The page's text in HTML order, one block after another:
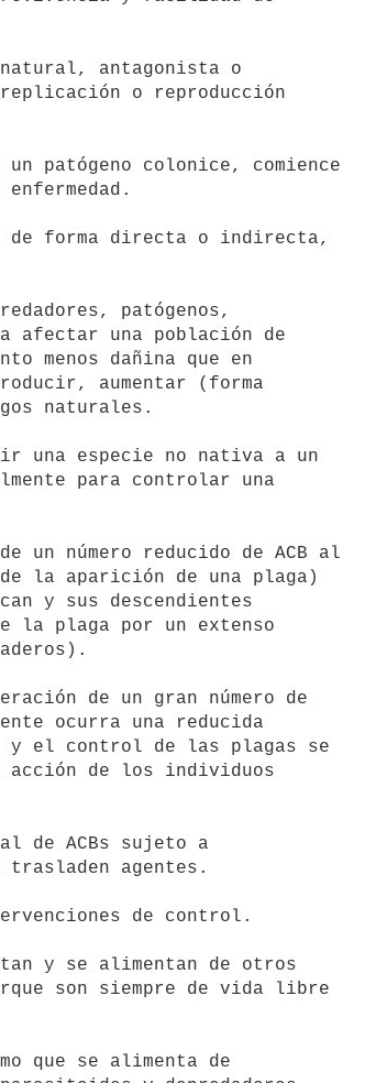
natural, antagonista o
o reproducción
patógeno colonice, comience
de forma directa o indirecta,
patógenos,
afectar una población de
menos dañina que en
aumentar (forma
naturales.
de ACBs sujeto a
agentes.
de control.
y se alimentan de otros
son siempre de vida libre
que se alimenta de